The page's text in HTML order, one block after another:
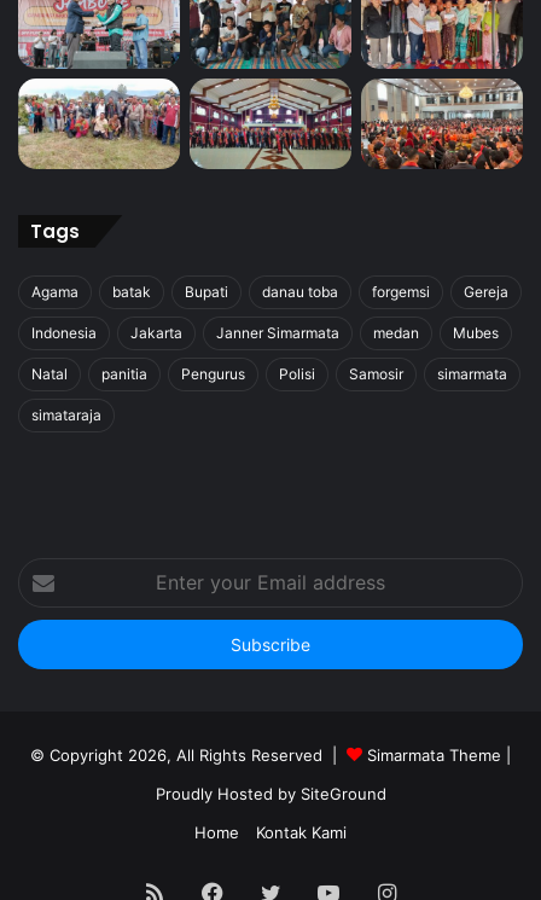
Tags
Agama batak Bupati danau toba forgemsi Gereja
Indonesia Jakarta Janner Simarmata medan Mubes
Natal panitia Pengurus Polisi Samosir simarmata
simataraja
your
Email
address
© Copyright 2026, All Rights Reserved | Simarmata Theme
Proudly Hosted by SiteGround
Home
Kontak Kami
RSS Facebook
Twitter YouTubeInstagram